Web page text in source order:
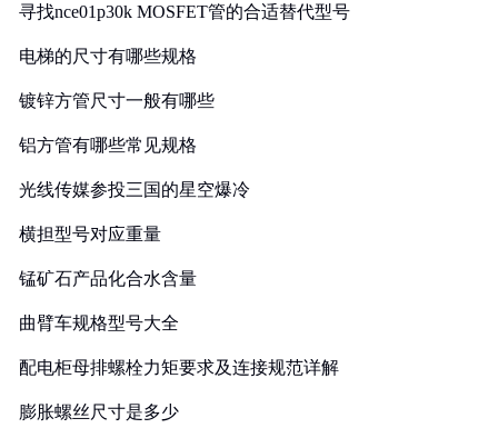
寻找nce01p30k MOSFET管的合适替代型号
电梯的尺寸有哪些规格
镀锌方管尺寸一般有哪些
铝方管有哪些常见规格
光线传媒参投三国的星空爆冷
横担型号对应重量
锰矿石产品化合水含量
曲臂车规格型号大全
配电柜母排螺栓力矩要求及连接规范详解
膨胀螺丝尺寸是多少